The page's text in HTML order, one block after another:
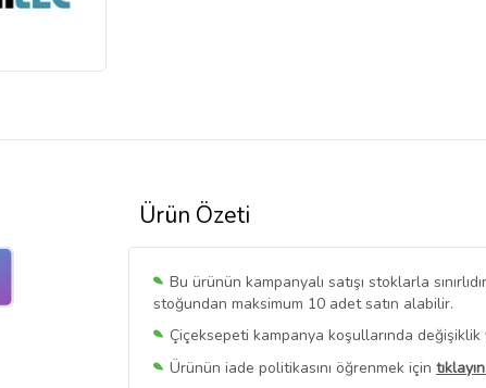
Ürün Özeti
Bu ürünün kampanyalı satışı stoklarla
stoğundan maksimum 10 adet satın alabilir.
Çiçeksepeti kampanya koşullarında değişiklik
Ürünün iade politikasını öğrenmek için